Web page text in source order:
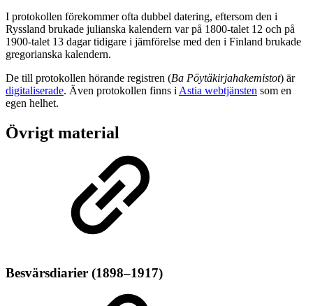
I protokollen förekommer ofta dubbel datering, eftersom den i
Ryssland brukade julianska kalendern var på 1800-talet 12 och på
1900-talet 13 dagar tidigare i jämförelse med den i Finland brukade
gregorianska kalendern.
De till protokollen hörande registren (Ba Pöytäkirjahakemistot) är
digitaliserade. Även protokollen finns i Astia webtjänsten som en
egen helhet.
Övrigt material
Besvärsdiarier (1898–1917)